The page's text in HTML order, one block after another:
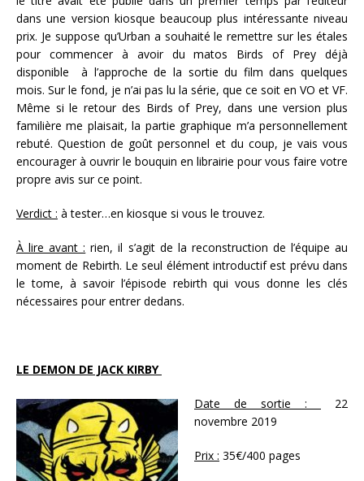
dans une version kiosque beaucoup plus intéressante niveau
prix. Je suppose qu’Urban a souhaité le remettre sur les étales
pour commencer à avoir du matos Birds of Prey déjà
disponible à l’approche de la sortie du film dans quelques
mois. Sur le fond, je n’ai pas lu la série, que ce soit en VO et VF.
Même si le retour des Birds of Prey, dans une version plus
familière me plaisait, la partie graphique m’a personnellement
rebuté. Question de goût personnel et du coup, je vais vous
encourager à ouvrir le bouquin en librairie pour vous faire votre
propre avis sur ce point.
Verdict : à tester…en kiosque si vous le trouvez.
À lire avant : rien, il s’agit de la reconstruction de l’équipe au
moment de Rebirth. Le seul élément introductif est prévu dans
le tome, à savoir l’épisode rebirth qui vous donne les clés
nécessaires pour entrer dedans.
LE DEMON DE JACK KIRBY
Date de sortie :
22
novembre 2019
Prix : 35€/400 pages